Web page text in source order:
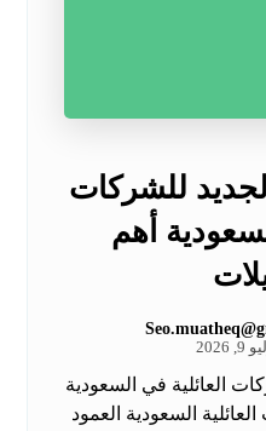
للشركات
أهم
2026
العائلية في السعودية
السعودية العمود